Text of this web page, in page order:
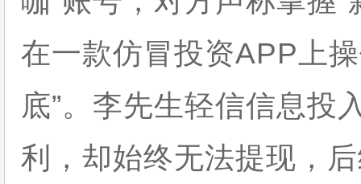
在一款仿冒投资APP上
底”。李先生轻信信息投
利，却始终无法提现，